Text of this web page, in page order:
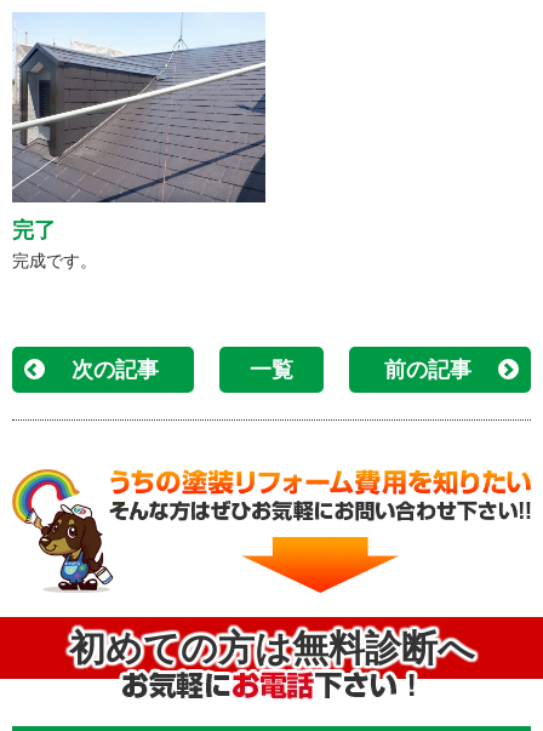
完了
完成です。
次の記事 一覧 前の記事
初めての方は無料診断へ